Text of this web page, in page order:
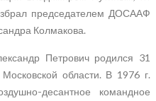
председателем ДОСААФ
Колмакова.
Петрович родился 31
области. В 1976 г.
десантное командное